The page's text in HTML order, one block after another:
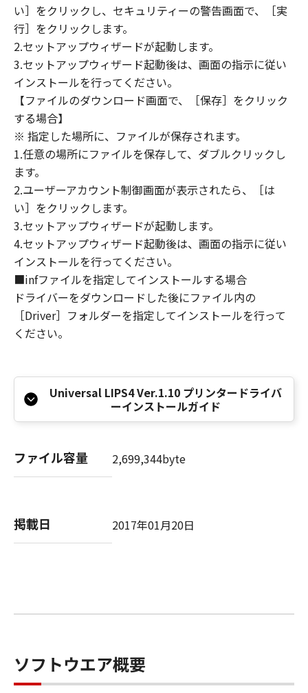
定は、本契約書の終了後も効力を有します。
９．U.S. GOVERNMENT RESTRICTED RIGHTS
NOTICE
“米国政府エンドユーザー”とは、米国政府の機
関また団体を意味します。もしお客様が米国政
府エンドユーザーである場合、以下の規定が適
用されます：The SOFTWARE is a "commercial
item," as that term is defined at 48 C.F.R.
2.101 (Oct 1995), consisting of "commercial
computer software" and "commercial
computer software documentation," as such
terms are used in 48 C.F.R. 12.212 (Sept 1995).
Consistent with 48 C.F.R. 12.212 and 48 C.F.R.
227.7202-1 through 227.7202-4 (June 1995),
all U.S. Government End Users shall acquire
the SOFTWARE with only those rights set
forth herein. The manufacturer is Canon
Inc./30-2, Shimomaruko 3-chome, Ohta-ku,
Tokyo 146-8501, Japan.
本条項中で使用される"the SOFTWARE"とは、
本契約書中で定義される「本ソフトウェア」を
10．分離可能性
本契約書のいずれかの条項またはその一部が法
律により無効であると決定された場合でも、そ
の他の条項は完全に有効に存続するものとしま
以 上
No.026373
い］をクリックし、セキュリティーの警告画面で、［実
行］をクリックします。
2.セットアップウィザードが起動します。
3.セットアップウィザード起動後は、画面の指示に従い
インストールを行ってください。
【ファイルのダウンロード画面で、［保存］をクリック
する場合】
※ 指定した場所に、ファイルが保存されます。
1.任意の場所にファイルを保存して、ダブルクリックし
ます。
2.ユーザーアカウント制御画面が表示されたら、［は
い］をクリックします。
3.セットアップウィザードが起動します。
4.セットアップウィザード起動後は、画面の指示に従い
インストールを行ってください。
■infファイルを指定してインストールする場合
ドライバーをダウンロードした後にファイル内の
［Driver］フォルダーを指定してインストールを行って
ください。
Universal LIPS4 Ver.1.10 プリンタードライバ
ーインストールガイド
ファイル容量 2,699,344byte
掲載日 2017年01月20日
ソフトウエア概要